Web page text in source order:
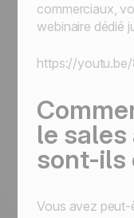
commerciaux,
webinaire dédié
https://
le
sont-ils
Vous avez peut-